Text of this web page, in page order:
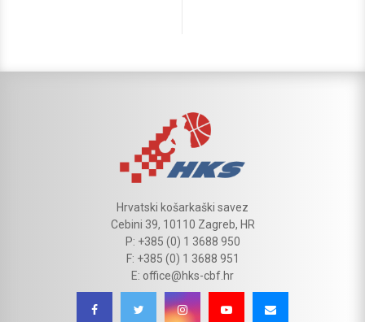
Hrvatski košarkaški savez
Cebini 39, 10110 Zagreb, HR
P: +385 (0) 1 3688 950
F: +385 (0) 1 3688 951
E: office@hks-cbf.hr